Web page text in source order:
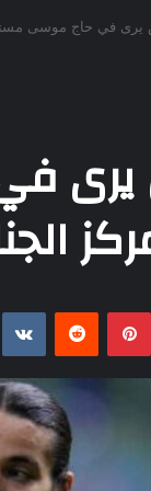
يرى في حاج موسى
يرى
بينتيريست